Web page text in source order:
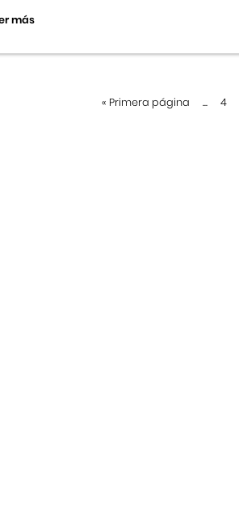
más
« Primera página ... 4